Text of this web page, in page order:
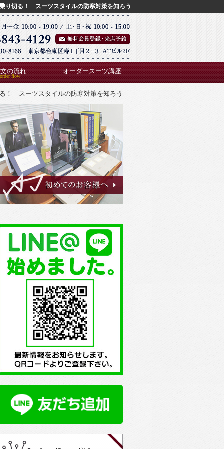
り切る！ スーツスタイルの防寒対策を知ろう
の流れ オーダースーツ講座
！ スーツスタイルの防寒対策を知ろう